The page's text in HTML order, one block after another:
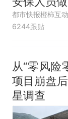
作，泰国机
拒绝登机
改签但没
都市快报橙柿互动
6244跟贴
从“零风险
项目崩盘
星调查